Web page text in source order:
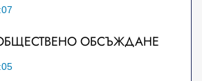
ОБСЪЖДАНЕ